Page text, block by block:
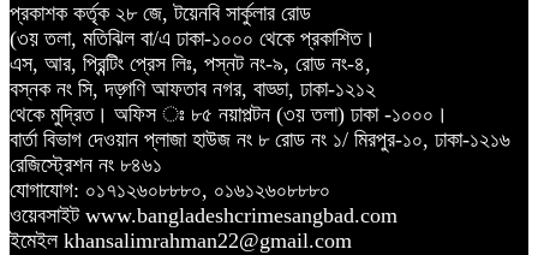
প্রকাশক কর্তৃক ২৮ জে, টয়েনবি সার্কুলার রোড
(৩য় তলা, মতিঝিল বা/এ ঢাকা-১০০০ থেকে প্রকাশিত।
এস, আর, প্রিন্টিং প্রেস লিঃ, পস্নট নং-৯, রোড নং-৪,
বস্নক নং সি, দড়্গণি আফতাব নগর, বাড্ডা, ঢাকা-১২১২
থেকে মুদ্রিত। অফিস ঃ ৮৫ নয়াপল্টন (৩য় তলা) ঢাকা -১০০০।
বার্তা বিভাগ দেওয়ান প্লাজা হাউজ নং ৮ রোড নং ১/ মিরপুর-১০, ঢাকা-১২১৬
রেজিস্ট্রেশন নং ৮৪৬১
যোগাযোগ: ০১৭১২৬০৮৮৮০, ০১৬১২৬০৮৮৮০
ওয়েবসাইট www.bangladeshcrimesangbad.com
ইমেইল khansalimrahman22@gmail.com